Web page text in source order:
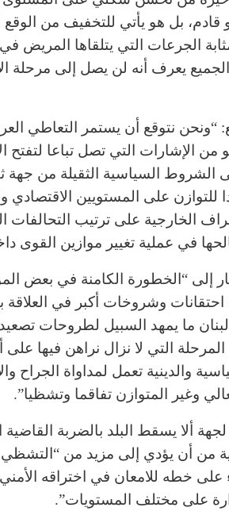
قادم، بل هو يأتي للتخفيف من
بمثابة الجرعات التي يتلقاها
يعرف أنه لن يصل إلى مرحلة
“ونحن نتوقع أن يستمر التعاطي
من الإشارات التي تصل تباعا
الشروط السياسية الثقيلة من جهة
للتوازن على المستويين
الخارجية على ترتيب التحالفات
في عملية تغيير موازين القوى
إلى “الخطورة الكامنة في بعض
احتقانات وشروخات أكبر في العلاقة
ما يمهد السبيل لطروحات
التي لا نزال نراهن فيها
والدينية تعمل لمداواة الجراح
وغير المتوازن تفاقما وتشظيا”.
ألا يسقط البلد بالضربة القاضية
من أن يؤدي إلى مزيد من
خطه للامعان في اختراقه
على مختلف المستويات”.